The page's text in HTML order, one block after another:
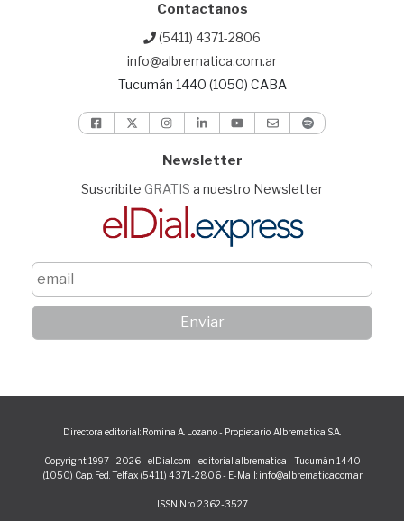
Contactanos
(5411) 4371-2806
info@albrematica.com.ar
Tucumán 1440 (1050) CABA
Newsletter
Suscribite GRATIS a nuestro Newsletter
Directora editorial: Romina A. Lozano - Propietario: Albrematica S.A.
Copyright 1997 - 2026 - elDial.com - editorial albrematica - Tucumán 1440
(1050) Cap. Fed. Telfax (5411) 4371-2806 - E-Mail: info@albrematica.com.ar
ISSN Nro. 2362-3527